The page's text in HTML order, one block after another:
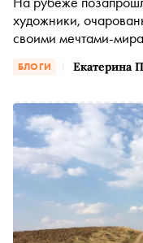
БЛОГИ Екатерина
художники,
своими мечтами-
посвящен феномену